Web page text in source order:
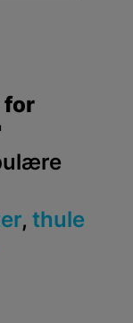
for
, thule